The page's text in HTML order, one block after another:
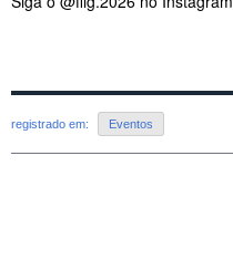
registrado em: Eventos